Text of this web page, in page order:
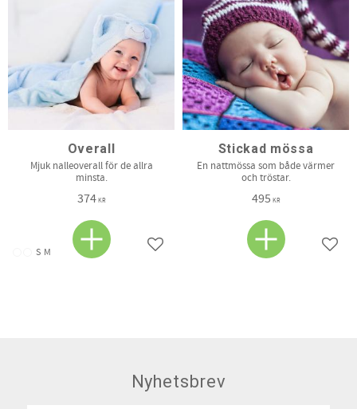
Overall
Mjuk nalleoverall för de allra
minsta.
374KR
Lägg till i favoriter
S M
Stickad mössa
En nattmössa som både värmer
och tröstar.
495 KR
Nyhetsbrev